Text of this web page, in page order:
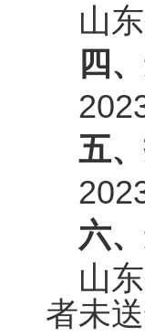
山
四
五
六、
山
者未